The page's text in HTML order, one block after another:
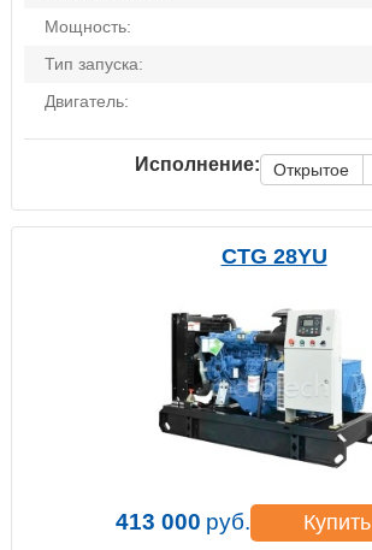
Мощность:
Тип запуска:
Двигатель:
Исполнение: Открытое
CTG 28YU
413 000 руб. Купить